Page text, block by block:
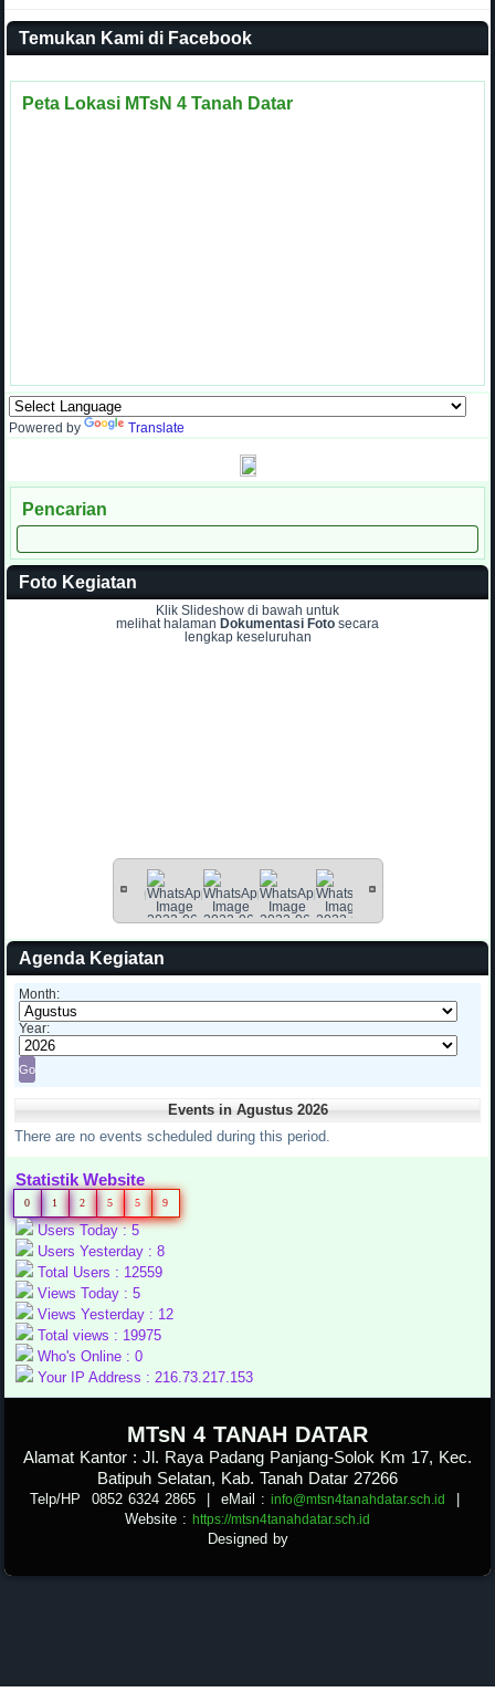
Temukan Kami di Facebook
Peta Lokasi MTsN 4 Tanah Datar
Powered by Translate
Pencarian
Foto Kegiatan
Klik Slideshow di bawah untuk
melihat halaman Dokumentasi Foto secara
lengkap keseluruhan
Agenda Kegiatan
Month:
Year:
Events in Agustus 2026
There are no events scheduled during this period.
Statistik Website
0 1 2 5 5 9
Users Today : 5
Users Yesterday : 8
Total Users : 12559
Views Today : 5
Views Yesterday : 12
Total views : 19975
Who's Online : 0
Your IP Address : 216.73.217.153
MTsN 4 TANAH DATAR
Alamat Kantor : Jl. Raya Padang Panjang-Solok Km 17, Kec.
Batipuh Selatan, Kab. Tanah Datar 27266
Telp/HP 0852 6324 2865 | eMail : info@mtsn4tanahdatar.sch.id
Website : https://mtsn4tanahdatar.sch.id
Designed by